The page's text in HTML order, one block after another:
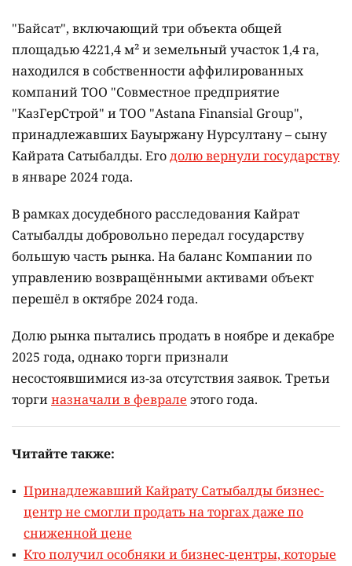
"Байсат", включающий три объекта общей
площадью 4221,4 м² и земельный участок 1,4 га,
находился в собственности аффилированных
компаний ТОО "Совместное предприятие
"КазГерСтрой" и ТОО "Astana Finansial Group",
принадлежавших Бауыржану Нурсултану – сыну
Кайрата Сатыбалды. Егодолю вернули государству
в январе 2024 года.
В рамках досудебного расследования Кайрат
Сатыбалды добровольно передал государству
большую часть рынка. На баланс Компании по
управлению возвращёнными активами объект
перешёл в октябре 2024 года.
Долю рынка пытались продать в ноябре и декабре
2025 года, однако торги признали
несостоявшимися из-за отсутствия заявок. Третьи
торгиназначали в феврале этого года.
Читайте также:
Принадлежавший Кайрату Сатыбалды бизнес-
центр не смогли продать на торгах даже по
сниженной цене
Кто получил особняки и бизнес-центры, которые